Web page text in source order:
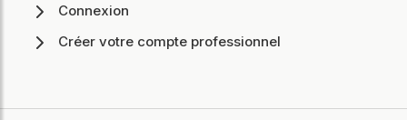
Connexion
Créer votre compte professionnel